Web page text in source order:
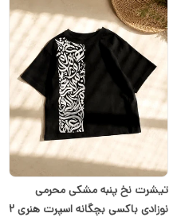
تیشرت نخ پنبه مشکی محرمی
نوزادی باکسی بچگانه اسپرت هنری ۲